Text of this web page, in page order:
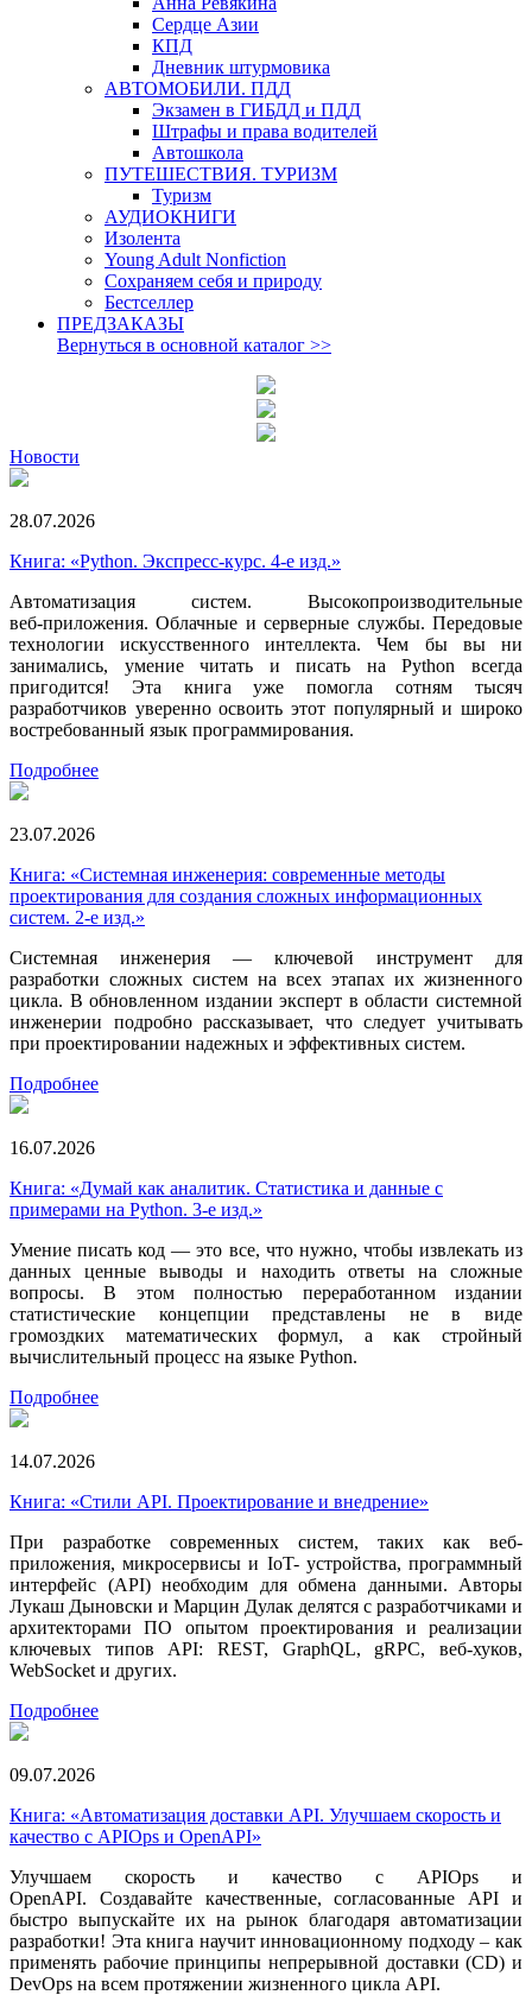
Сердце Азии
КПД
Дневник штурмовика
АВТОМОБИЛИ. ПДД
Экзамен в ГИБДД и ПДД
Штрафы и права водителей
Автошкола
ПУТЕШЕСТВИЯ. ТУРИЗМ
Туризм
АУДИОКНИГИ
Изолента
Young Adult Nonfiction
Сохраняем себя и природу
Бестселлер
ПРЕДЗАКАЗЫ
Вернуться в основной каталог >>
Новости
28.07.2026
Книга: «Python. Экспресс‑курс. 4-е изд.»
Автоматизация систем. Высокопроизводительные
веб‑приложения. Облачные и серверные службы. Передовые
технологии искусственного интеллекта. Чем бы вы ни
занимались, умение читать и писать на Python всегда
пригодится! Эта книга уже помогла сотням тысяч
разработчиков уверенно освоить этот популярный и широко
востребованный язык программирования.
Подробнее
23.07.2026
Книга: «Системная инженерия: современные методы
проектирования для создания сложных информационных
систем. 2-е изд.»
Системная инженерия — ключевой инструмент для
разработки сложных систем на всех этапах их жизненного
цикла. В обновленном издании эксперт в области системной
инженерии подробно рассказывает, что следует учитывать
при проектировании надежных и эффективных систем.
Подробнее
16.07.2026
Книга: «Думай как аналитик. Статистика и данные с
примерами на Python. 3-е изд.»
Умение писать код — это все, что нужно, чтобы извлекать из
данных ценные выводы и находить ответы на сложные
вопросы. В этом полностью переработанном издании
статистические концепции представлены не в виде
громоздких математических формул, а как стройный
вычислительный процесс на языке Python.
Подробнее
14.07.2026
Книга: «Стили API. Проектирование и внедрение»
При разработке современных систем, таких как веб-
приложения, микросервисы и IoT- устройства, программный
интерфейс (API) необходим для обмена данными. Авторы
Лукаш Дыновски и Марцин Дулак делятся с разработчиками и
архитекторами ПО опытом проектирования и реализации
ключевых типов API: REST, GraphQL, gRPC, веб-хуков,
WebSocket и других.
Подробнее
09.07.2026
Книга: «Автоматизация доставки API. Улучшаем скорость и
качество с APIOps и OpenAPI»
Улучшаем скорость и качество с APIOps и
OpenAPI. Создавайте качественные, согласованные API и
быстро выпускайте их на рынок благодаря автоматизации
разработки! Эта книга научит инновационному подходу – как
применять рабочие принципы непрерывной доставки (CD) и
DevOps на всем протяжении жизненного цикла API.